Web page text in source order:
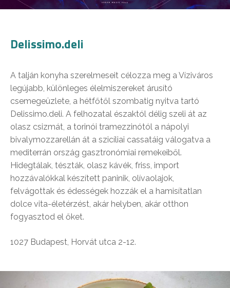
Delissimo.deli
A talján konyha szerelmeseit célozza meg a Víziváros
legújabb, különleges élelmiszereket árusító
csemegeüzlete, a hétfőtől szombatig nyitva tartó
Delissimo.deli. A felhozatal északtól délig szeli át az
olasz csizmát, a torinói tramezzinótól a nápolyi
bivalymozzarellán át a szicíliai cassatáig válogatva a
mediterrán ország gasztronómiai remekeiből.
Hidegtálak, tészták, olasz kávék, friss, import
hozzávalókkal készített paninik, olívaolajok,
felvágottak és édességek hozzák el a hamisítatlan
dolce vita-életérzést, akár helyben, akár otthon
fogyasztod el őket.
1027 Budapest, Horvát utca 2-12.